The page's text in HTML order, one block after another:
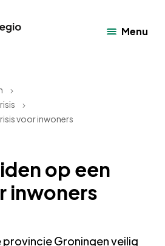
Menu
voor inwoners
op een
inwoners
provincie Groningen veilig